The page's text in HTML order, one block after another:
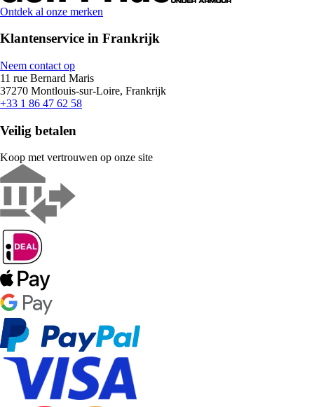
Ontdek al onze merken
Klantenservice in Frankrijk
Neem contact op
11 rue Bernard Maris
37270 Montlouis-sur-Loire, Frankrijk
+33 1 86 47 62 58
Veilig betalen
Koop met vertrouwen op onze site